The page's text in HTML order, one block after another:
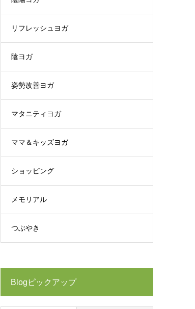
リフレッシュヨガ
陰ヨガ
姿勢改善ヨガ
マタニティヨガ
ママ＆キッズヨガ
ショッピング
メモリアル
つぶやき
Blogピックアップ